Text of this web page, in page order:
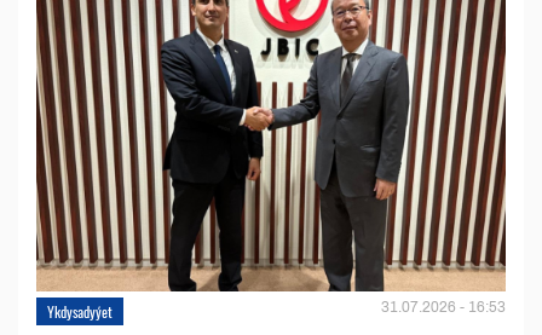
Ykdysadyýet 31.07.2026 - 16:53